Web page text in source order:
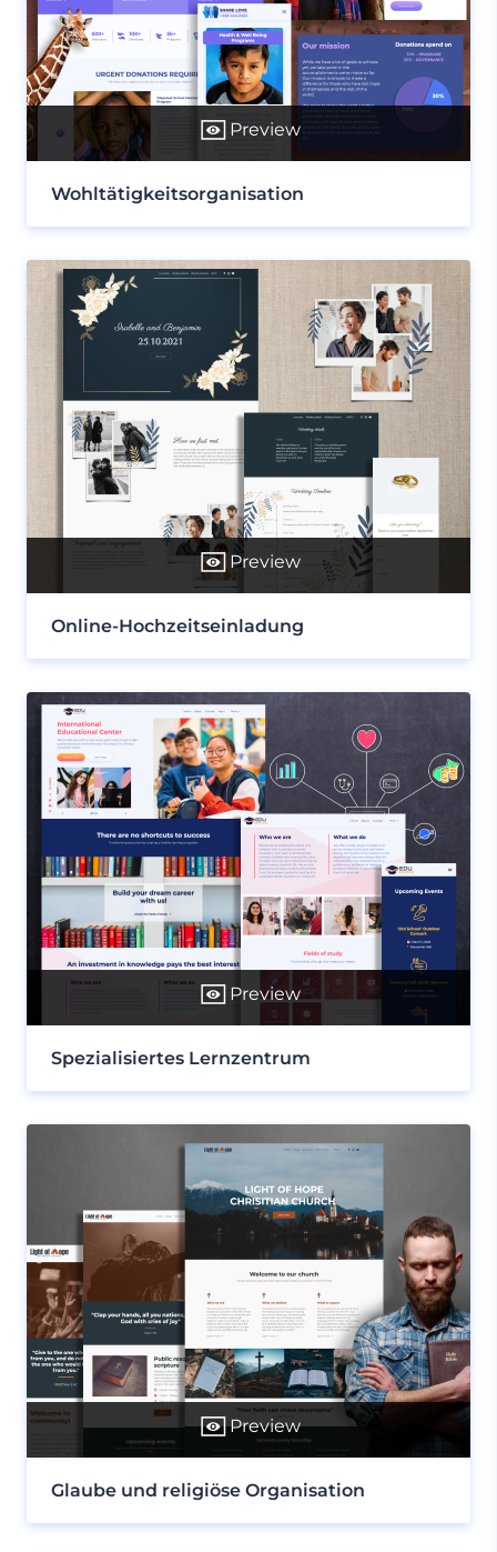
Preview
Wohltätigkeitsorganisation
Preview
Online-Hochzeitseinladung
Preview
Spezialisiertes Lernzentrum
Preview
Glaube und religiöse Organisation